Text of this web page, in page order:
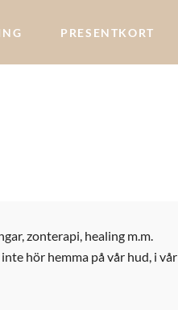
PRESENTKORT
zonterapi, healing m.m.
hör hemma på vår hud, i vår